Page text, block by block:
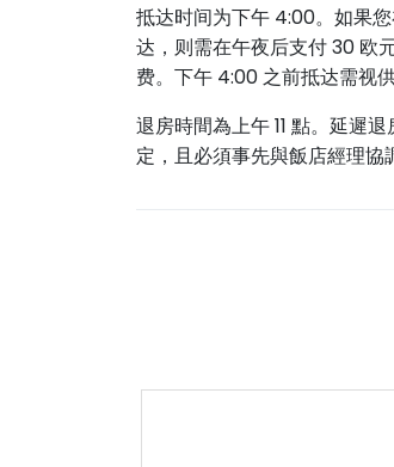
抵达时间为下午 4:00。如果
达，则需在午夜后支付 30 欧
费。下午 4:00 之前抵达需视
退房時間為上午 11 點。延遲
定，且必須事先與飯店經理協